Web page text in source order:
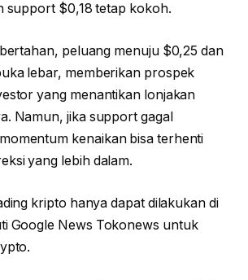
support $0,18 tetap kokoh.
peluang menuju $0,25 dan
lebar, memberikan prospek
yang menantikan lonjakan
Namun, jika support gagal
kenaikan bisa terhenti
yang lebih dalam.
kripto hanya dapat dilakukan di
Google News Tokonews untuk